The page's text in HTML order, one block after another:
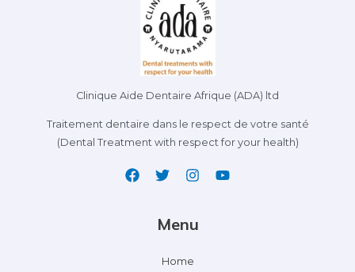
Clinique Aide Dentaire Afrique (ADA) ltd
Traitement dentaire dans le respect de votre santé
(Dental Treatment with respect for your health)
Menu
Home